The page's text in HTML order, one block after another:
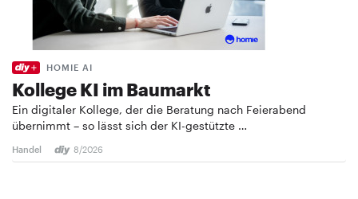
HOMIE AI
Kollege KI im Baumarkt
Ein digitaler Kollege, der die Beratung nach Feierabend
übernimmt – so lässt sich der KI-gestützte …
Handel 8/2026